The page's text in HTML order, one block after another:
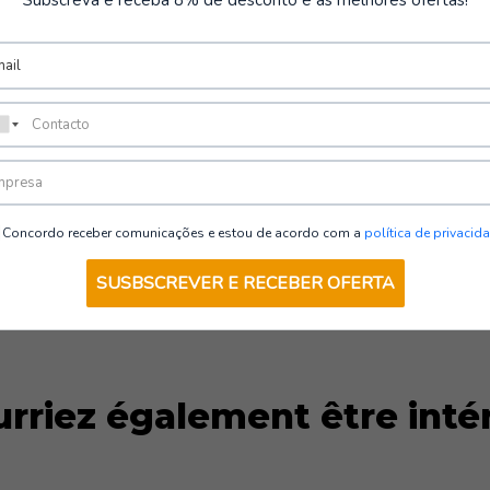
•Semelle intérieure
antibactérienne et
antidérapant.
de base
également être
Concordo receber comunicações e estou de acordo com a política de
SUSBSCREVER E RECEBER OFERTA